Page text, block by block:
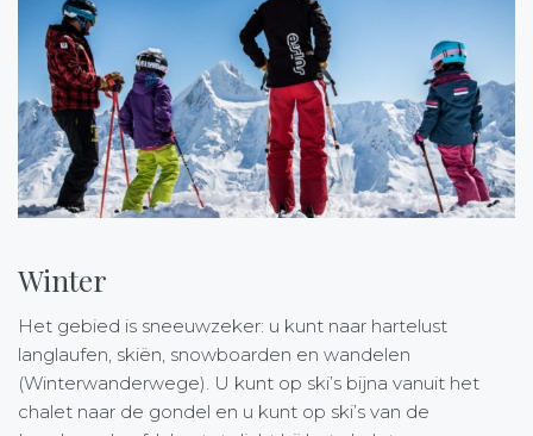
Winter
Het gebied is sneeuwzeker: u kunt naar hartelust
langlaufen, skiën, snowboarden en wandelen
(Winterwanderwege). U kunt op ski’s bijna vanuit het
chalet naar de gondel en u kunt op ski’s van de